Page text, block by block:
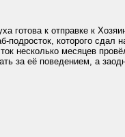
готова к отправке к
которого сдал
несколько месяцев
за её поведением, а